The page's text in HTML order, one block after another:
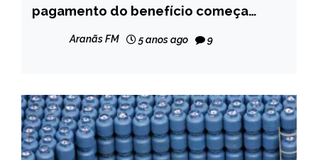
GERAIS
NOTÍCIAS
pagamento do benefício começa
Aranãs FM 5 anos ago 9